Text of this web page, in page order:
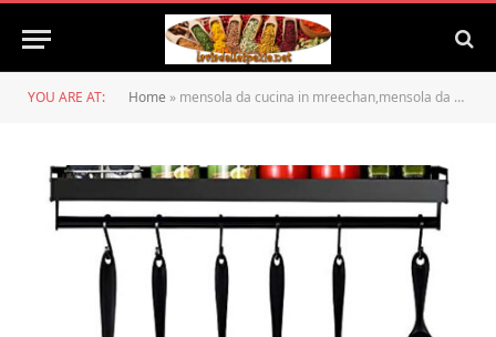
YOU ARE AT: Home » mensola da cucina in mreechan,mensola da cucina portaoggetti organizzatore a parete di utensili da cucina mensola per spezie con 6 ganci rimovibili per corridoio bagno cucina ecc.